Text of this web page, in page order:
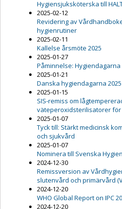
Hygiensjuksköterska till
2025-02-12
Revidering av
hygienrutiner
2025-02-11
Kallelse årsmöte 2025
2025-01-27
Påminnelse: Hygiendagarna
2025-01-21
Danska hygiendagarna 2025
2025-01-15
SIS-remiss om
väteperoxidsterilisatorer
2025-01-07
Tyck till: Stärkt medicinsk
och sjukvård
2025-01-07
Nominera till Svenska
2024-12-30
Remissversion av
slutenvård och primärvård
2024-12-20
WHO Global Report on IPC
2024-12-20